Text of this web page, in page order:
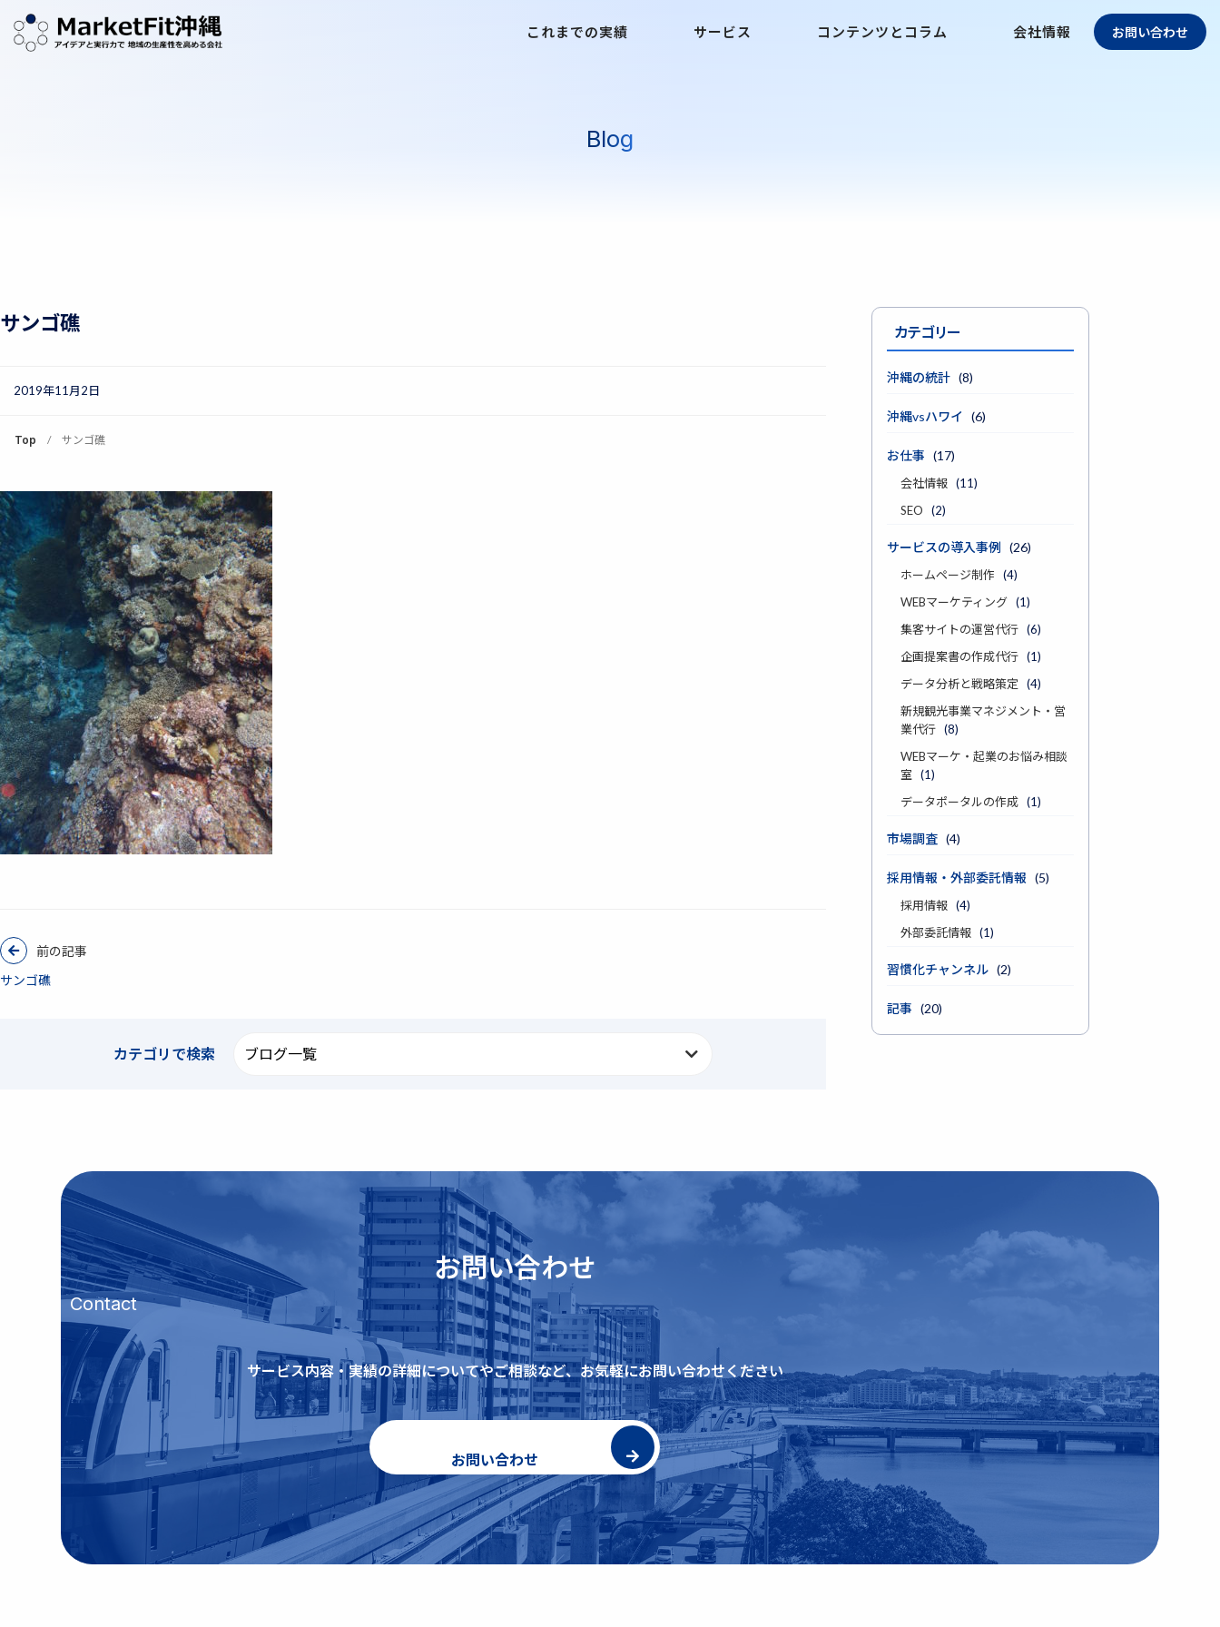
これまでの実績 サービス コンテンツとコラム 会社情報 お問い合わせ
Blog
サンゴ礁
2019年11月2日
Top サンゴ礁
前の記事
サンゴ礁
カテゴリで検索
カテゴリー
沖縄の統計 (8)
沖縄vsハワイ (6)
お仕事 (17)
会社情報 (11)
SEO
(2)
サービスの導入事例 (26)
ホームページ制作
(4)
WEBマーケティング (1)
集客サイトの運営代行 (6)
企画提案書の作成代行 (1)
データ分析と戦略策定
(4)
新規観光事業マネジメント・営
業代行 (8)
WEBマーケ・起業のお悩み相談
室
(1)
データポータルの作成 (1)
市場調査 (4)
採用情報・外部委託情報 (5)
採用情報 (4)
外部委託情報 (1)
習慣化チャンネル (2)
記事 (20)
お問い合わせ
Contact
サービス内容・実績の詳細についてやご相談など、お気軽にお問い合わせください
お問い合わせ